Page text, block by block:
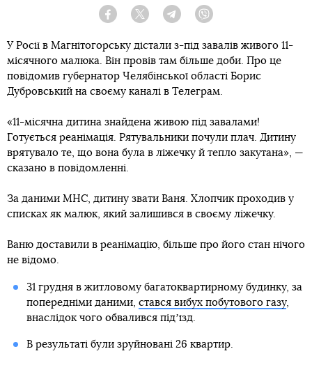
Facebook Twitter Telegram
У Росії в Магнітогорську дістали з-під завалів живого 11-
місячного малюка. Він провів там більше доби. Про це
повідомив губернатор Челябінської області Борис
Дубровський на своєму каналі в Телеграм.
«11-місячна дитина знайдена живою під завалами!
Готується реанімація. Рятувальники почули плач. Дитину
врятувало те, що вона була в ліжечку й тепло закутана», —
сказано в повідомленні.
За даними МНС, дитину звати Ваня. Хлопчик проходив у
списках як малюк, який залишився в своєму ліжечку.
Ваню доставили в реанімацію, більше про його стан нічого
не відомо.
31 грудня в житловому багатоквартирному будинку, за
попередніми даними, стався вибух побутового газу,
внаслідок чого обвалився підʼїзд.
В результаті були зруйновані 26 квартир.